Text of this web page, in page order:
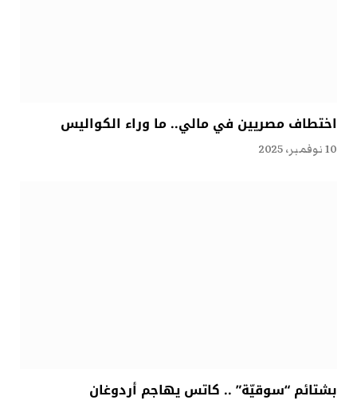
اختطاف مصريين في مالي.. ما وراء الكواليس
10 نوفمبر، 2025
بشتائم “سوقيّة” .. كاتس يهاجم أردوغان